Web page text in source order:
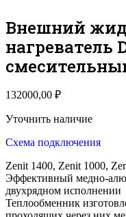
Внешний
нагреватель
132000,00 ₽
Уточнить наличие
Схема подключения
Zenit 1400, Zenit 1000,
Эффективный медно-
двухрядном исполнении
Теплообменник